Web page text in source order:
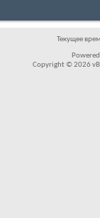
Текущее
Copyright © 2026